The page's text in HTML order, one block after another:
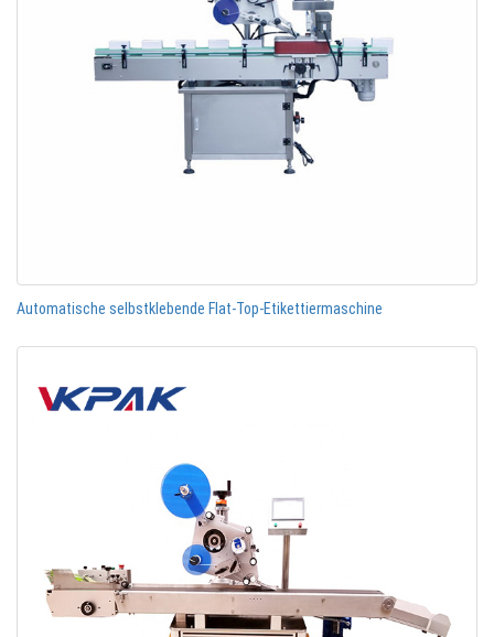
Automatische selbstklebende Flat-Top-Etikettiermaschine